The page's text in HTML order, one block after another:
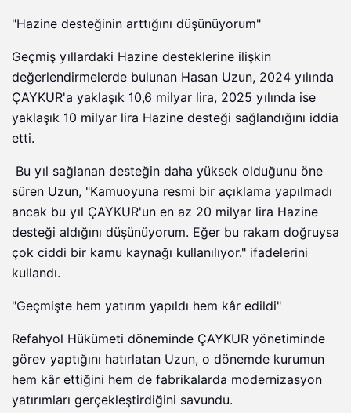
"Hazine desteğinin arttığını düşünüyorum"
Geçmiş yıllardaki Hazine desteklerine ilişkin
değerlendirmelerde bulunan Hasan Uzun, 2024 yılında
ÇAYKUR'a yaklaşık 10,6 milyar lira, 2025 yılında ise
yaklaşık 10 milyar lira Hazine desteği sağlandığını iddia
etti.
Bu yıl sağlanan desteğin daha yüksek olduğunu öne
süren Uzun, "Kamuoyuna resmi bir açıklama yapılmadı
ancak bu yıl ÇAYKUR'un en az 20 milyar lira Hazine
desteği aldığını düşünüyorum. Eğer bu rakam doğruysa
çok ciddi bir kamu kaynağı kullanılıyor." ifadelerini
kullandı.
"Geçmişte hem yatırım yapıldı hem kâr edildi"
Refahyol Hükümeti döneminde ÇAYKUR yönetiminde
görev yaptığını hatırlatan Uzun, o dönemde kurumun
hem kâr ettiğini hem de fabrikalarda modernizasyon
yatırımları gerçekleştirdiğini savundu.